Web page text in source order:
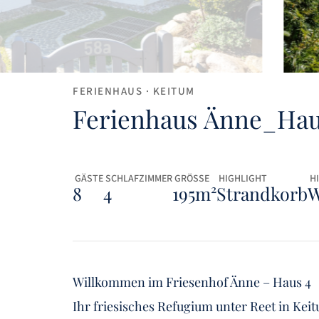
FERIENHAUS · KEITUM
Ferienhaus
8
GÄSTE
4
SCHLAFZIMMER
195m²
GRÖSSE
Strandkorb
HIGHLIGHT
Willkommen im Friesenhof Änne – Haus 4
Ihr friesisches Refugium unter Reet in
4.9 / 5
Exzellent
Lage:4.8
Preis/Leistung:
Sotheby’s Service: